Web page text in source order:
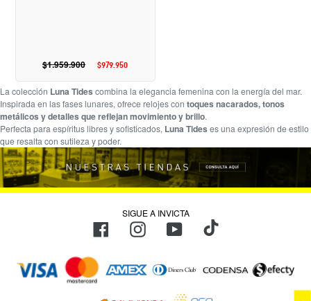
Precio
oferta
$979.950
Precio
$1.959.900
La colección Luna Tidescombina la elegancia femenina con la energía del mar.
Inspirada en las fases lunares, ofrece relojes con toques nacarados, tonos
metálicos y detalles que reflejan movimiento y brillo.
Perfecta para espíritus libres y sofisticados, Luna Tideses una expresión de estilo
que resalta con sutileza y poder.
SIGUE A INVICTA
FacebookInstagramYouTubeTikTok
de